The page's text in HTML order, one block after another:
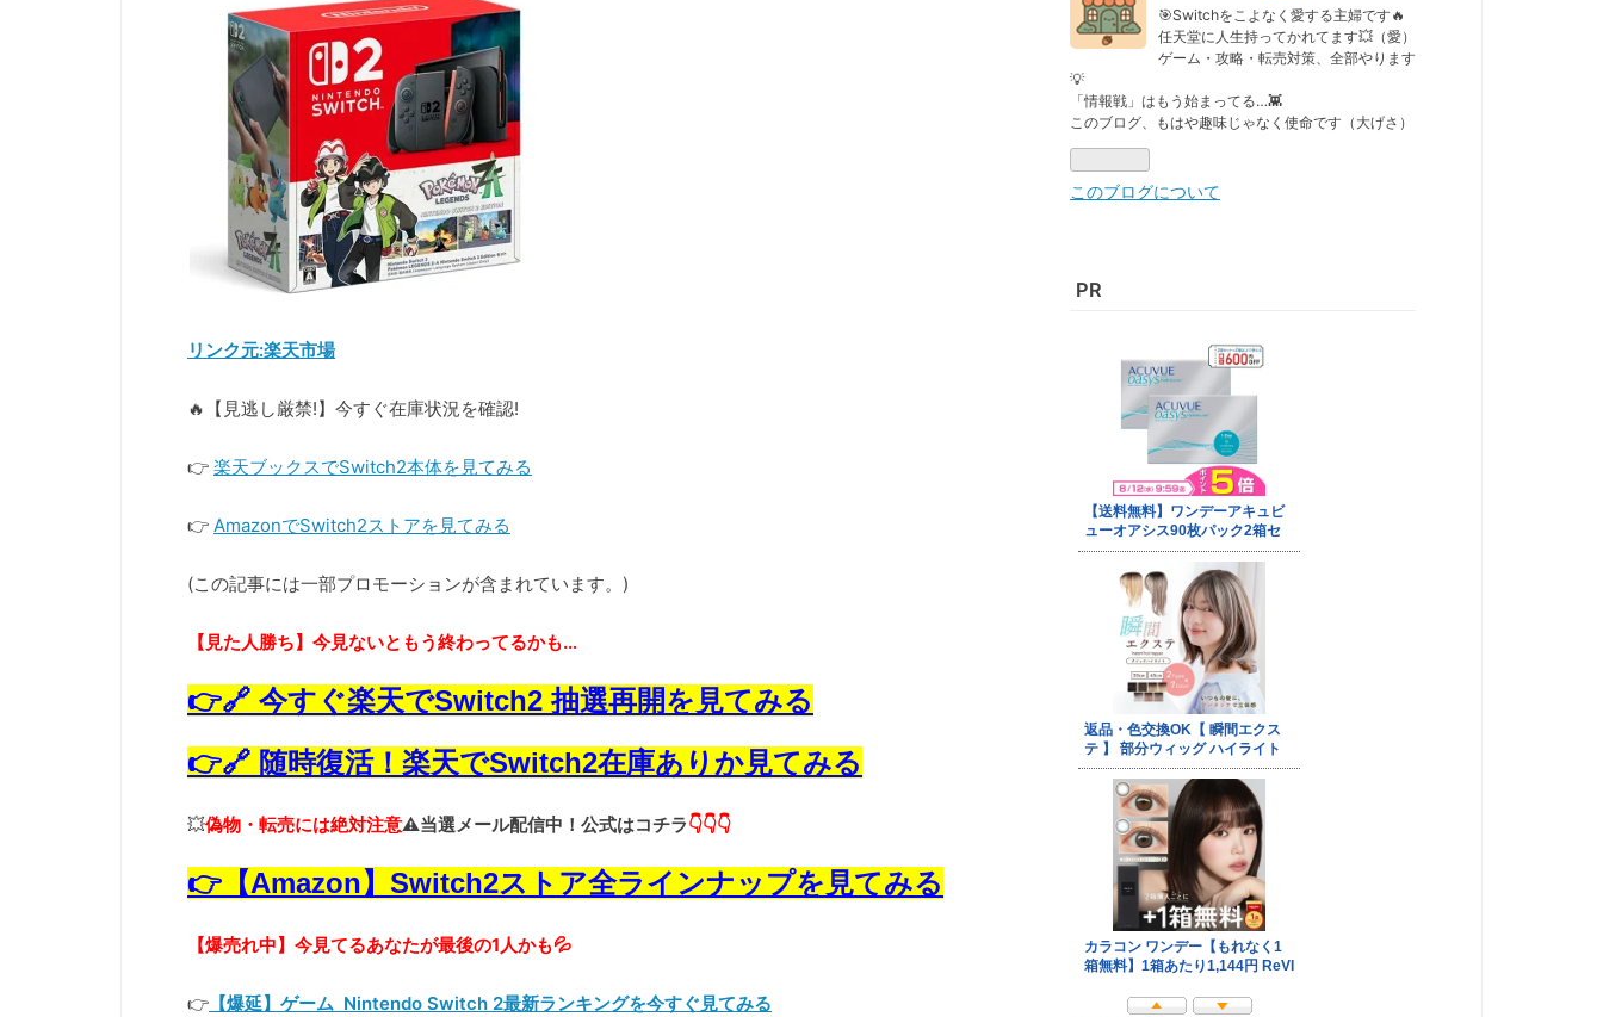
リンク元:楽天市場
🔥【見逃し厳禁!】今すぐ在庫状況を確認!
👉 楽天ブックスでSwitch2本体を見てみる
👉 AmazonでSwitch2ストアを見てみる
(この記事には一部プロモーションが含まれています。)
【見た人勝ち】 今見ないともう終わってるかも…
👉🔗 今すぐ楽天でSwitch2 抽選再開を見てみる
👉🔗 随時復活！楽天でSwitch2在庫ありか見てみる
💥偽物・転売には絶対注意⚠️当選メール配信中！公式はコチラ👇👇👇
👉【Amazon】Switch2ストア全ラインナップを見てみる
【爆売れ中】今見てるあなたが最後の1人かも💦
👉 【爆延】ゲーム Nintendo Switch 2最新ランキングを今すぐ見てみる
なブ
ログ
Pro
🎯Switchをこよなく愛する主婦です🔥
任天堂に人生持ってかれてます💥（愛）
ゲーム・攻略・転売対策、全部やります
💡
「情報戦」はもう始まってる…👾
このブログ、もはや趣味じゃなく使命です（大げさ）
このブログについて
PR